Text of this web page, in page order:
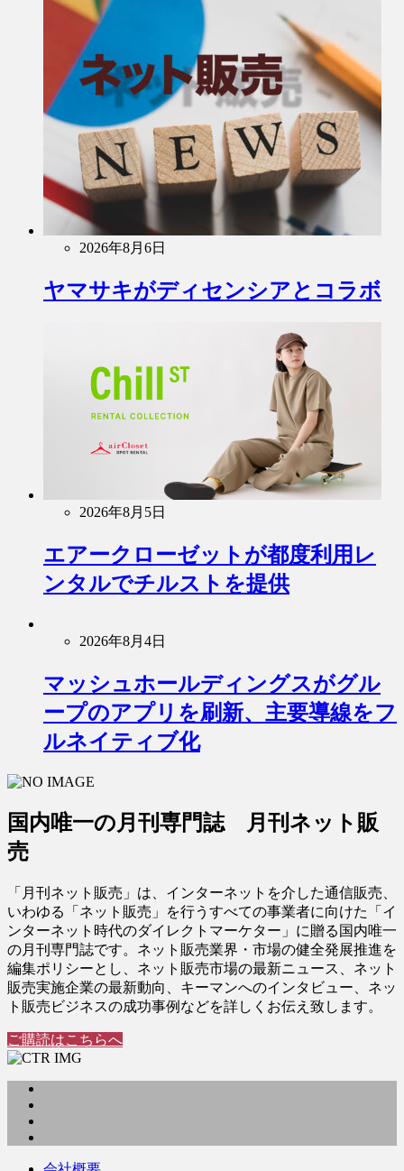
2026年8月6日
ヤマサキがディセンシアとコラボ
2026年8月5日
エアークローゼットが都度利用レ
ンタルでチルストを提供
2026年8月4日
マッシュホールディングスがグル
ープのアプリを刷新、主要導線をフ
ルネイティブ化
国内唯一の月刊専門誌 月刊ネット販
売
「月刊ネット販売」は、インターネットを介した通信販売、
いわゆる「ネット販売」を行うすべての事業者に向けた「イ
ンターネット時代のダイレクトマーケター」に贈る国内唯一
の月刊専門誌です。ネット販売業界・市場の健全発展推進を
編集ポリシーとし、ネット販売市場の最新ニュース、ネット
販売実施企業の最新動向、キーマンへのインタビュー、ネッ
ト販売ビジネスの成功事例などを詳しくお伝え致します。
ご購読はこちらへ